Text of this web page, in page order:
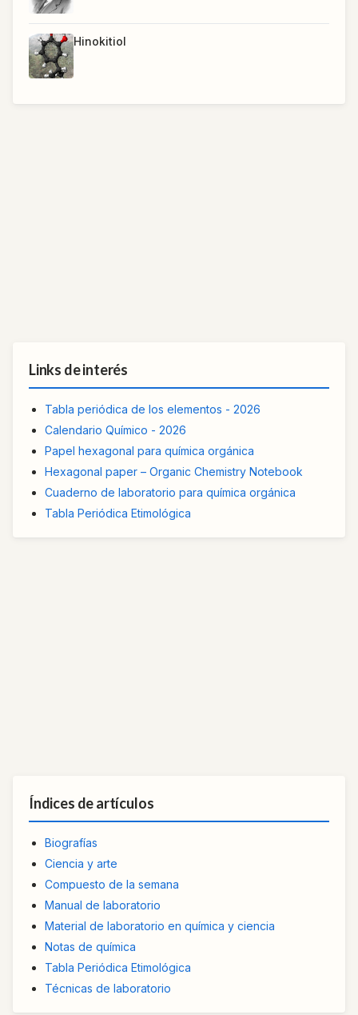
Hinokitiol
Links de interés
Tabla periódica de los elementos - 2026
Calendario Químico - 2026
Papel hexagonal para química orgánica
Hexagonal paper – Organic Chemistry Notebook
Cuaderno de laboratorio para química orgánica
Tabla Periódica Etimológica
Índices de artículos
Biografías
Ciencia y arte
Compuesto de la semana
Manual de laboratorio
Material de laboratorio en química y ciencia
Notas de química
Tabla Periódica Etimológica
Técnicas de laboratorio